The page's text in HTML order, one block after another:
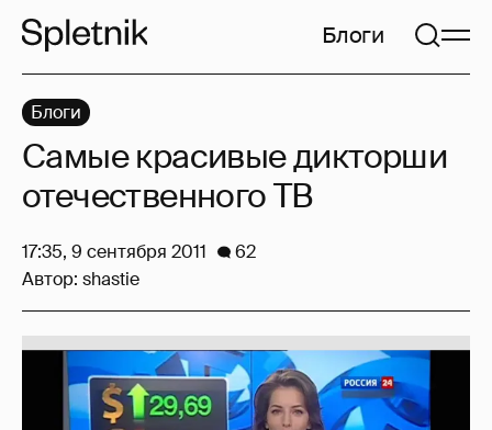
Блоги
Блоги
Самые красивые дикторши
отечественного ТВ
17:35, 9 сентября 2011
62
Автор: shastie